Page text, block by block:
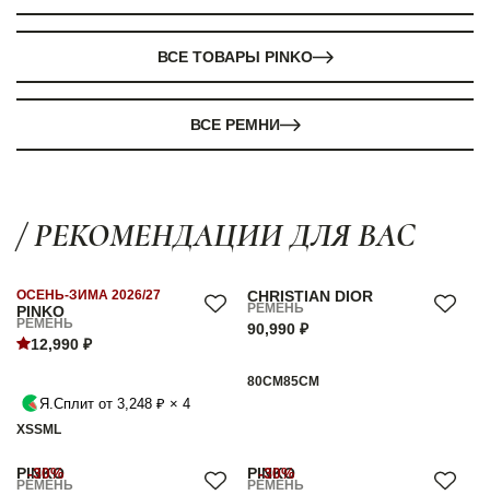
ВСЕ ТОВАРЫ PINKO
ВСЕ РЕМНИ
/ РЕКОМЕНДАЦИИ ДЛЯ ВАС
PINKO
ОСЕНЬ-ЗИМА 2026/27
РЕМЕНЬ
12,990 ₽
Я.Сплит от 3,248 ₽ × 4
XSSM L
CHRISTIAN DIOR
РЕМЕНЬ
90,990 ₽
80СМ85СМ
-30%
PINKO
РЕМЕНЬ
-30%
PINKO
РЕМЕНЬ